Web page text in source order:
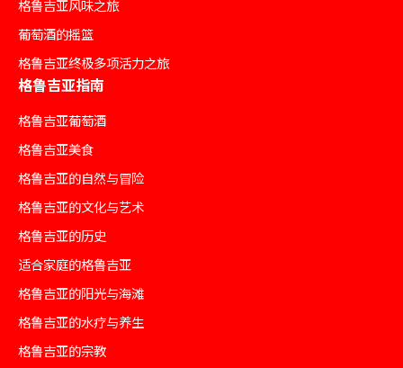
格鲁吉亚风味之旅
葡萄酒的摇篮
格鲁吉亚终极多项活力之旅
格鲁吉亚指南
格鲁吉亚葡萄酒
格鲁吉亚美食
格鲁吉亚的自然与冒险
格鲁吉亚的文化与艺术
格鲁吉亚的历史
适合家庭的格鲁吉亚
格鲁吉亚的阳光与海滩
格鲁吉亚的水疗与养生
格鲁吉亚的宗教